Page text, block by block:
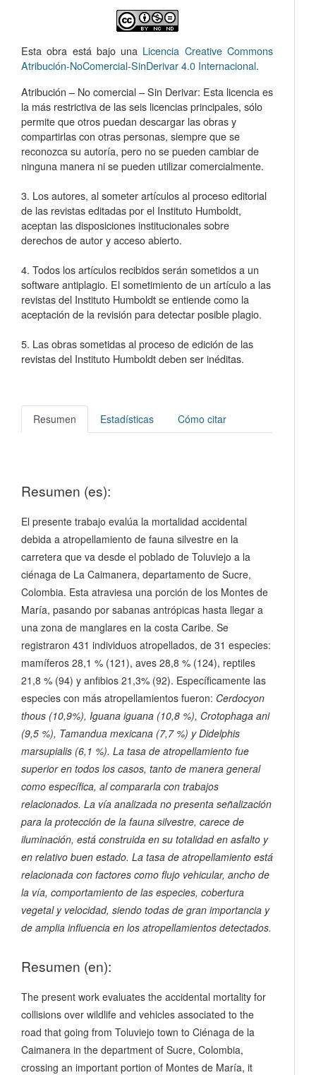
Resumen Estadísticas Cómo citar
Resumen (es):
El presente trabajo evalúa la mortalidad accidental
debida a atropellamiento de fauna silvestre en la
carretera que va desde el poblado de Toluviejo a la
ciénaga de La Caimanera, departamento de Sucre,
Colombia. Esta atraviesa una porción de los Montes de
María, pasando por sabanas antrópicas hasta llegar a
una zona de manglares en la costa Caribe. Se
registraron 431 individuos atropellados, de 31 especies:
mamíferos 28,1 % (121), aves 28,8 % (124), reptiles
21,8 % (94) y anfibios 21,3% (92). Específicamente las
especies con más atropellamientos fueron: Cerdocyon
thous (10,9%), Iguana iguana (10,8 %), Crotophaga ani
(9,5 %), Tamandua mexicana (7,7 %) yDidelphis
marsupialis (6,1 %). La tasa de atropellamiento fue
superior en todos los casos, tanto de manera general
como específica, al compararla con trabajos
relacionados. La vía analizada no presenta señalización
para la protección de la fauna silvestre, carece de
iluminación, está construida en su totalidad en asfalto y
en relativo buen estado. La tasa de atropellamiento está
relacionada con factores como flujo vehicular, ancho de
la vía, comportamiento de las especies, cobertura
vegetal y velocidad, siendo todas de gran importancia y
de amplia influencia en los atropellamientos detectados.
Resumen (en):
The present work evaluates the accidental mortality for
collisions over wildlife and vehicles associated to the
road that going from Toluviejo town to Ciénaga de la
Caimanera in the department of Sucre, Colombia,
crossing an important portion of Montes de María, it
Esta obra está bajo una Licencia Creative Commons
Atribución-NoComercial-SinDerivar 4.0 Internacional.
Atribución – No comercial – Sin Derivar: Esta licencia es
la más restrictiva de las seis licencias principales, sólo
permite que otros puedan descargar las obras y
compartirlas con otras personas, siempre que se
reconozca su autoría, pero no se pueden cambiar de
ninguna manera ni se pueden utilizar comercialmente.
3. Los autores, al someter artículos al proceso editorial
de las revistas editadas por el Instituto Humboldt,
aceptan las disposiciones institucionales sobre
derechos de autor y acceso abierto.
4. Todos los artículos recibidos serán sometidos a un
software antiplagio. El sometimiento de un artículo a las
revistas del Instituto Humboldt se entiende como la
aceptación de la revisión para detectar posible plagio.
5. Las obras sometidas al proceso de edición de las
revistas del Instituto Humboldt deben ser inéditas.